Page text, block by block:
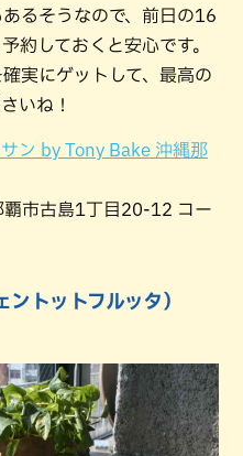
るそうなので、前日の16
約しておくと安心です。
実にゲットして、最高の
いね！
ン by Tony Bake 沖縄那
市古島1丁目20-12 コー
トットフルッタ）